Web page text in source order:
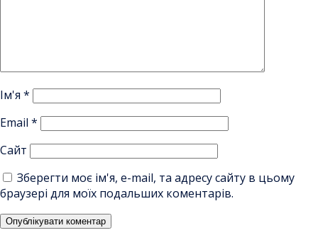
Ім'я *
Email *
Сайт
Зберегти моє ім'я, e-mail, та адресу сайту в цьому
браузері для моїх подальших коментарів.